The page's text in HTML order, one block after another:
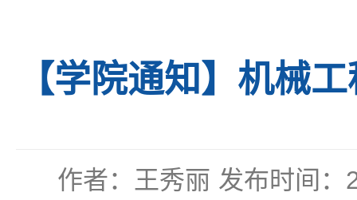
【学院通知】机械
作者：王秀丽 发布时间：